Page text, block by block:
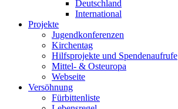
Deutschland
International
Projekte
Jugendkonferenzen
Kirchentag
Hilfsprojekte und Spendenaufrufe
Mittel- & Osteuropa
Webseite
Versöhnung
Fürbittenliste